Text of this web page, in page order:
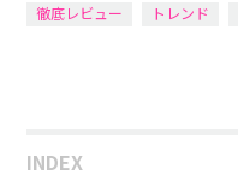
徹底レビュー
トレンド
INDEX